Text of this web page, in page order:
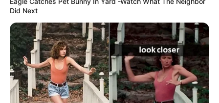
Did Next